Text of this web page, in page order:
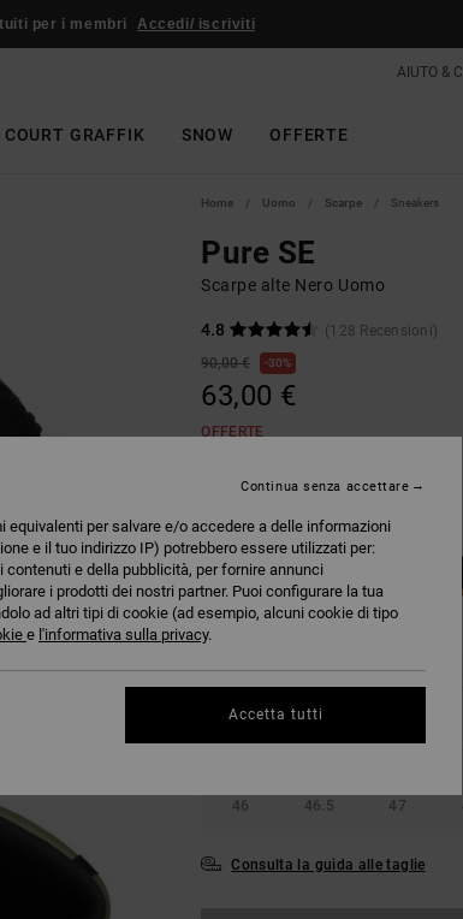
per i membri Accedi/ iscriviti
AIUTO &
COURT GRAFFIK SNOW OFFERTE
Home Uomo Scarpe Sneakers
Pure SE
Scarpe alte Nero Uomo
4.8
(128 Recensioni)
90,00 €
30%
63,00 €
OFFERTE
38 38.5 39
42 42.5 43
46 46.5 47
Consulta la guida alle taglie
per salvare e/o accedere a delle informazioni
e il tuo indirizzo IP) potrebbero essere utilizzati per:
e della pubblicità, per fornire annunci
i prodotti dei nostri partner. Puoi configurare la tua
ad altri tipi di cookie (ad esempio, alcuni cookie di tipo
e l'informativa sulla privacy.
Continua senza accettare
Accetta tutti